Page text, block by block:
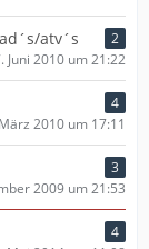
atv´s
2
Juni 2010 um 21:22
4
2010 um 17:11
3
2009 um 21:53
4